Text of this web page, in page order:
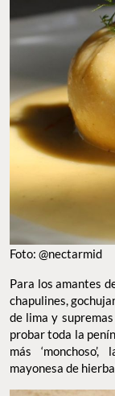
Foto: @nectarmid
Para los amantes
chapulines,
de lima y
probar toda la
más ‘monchoso’,
mayonesa de